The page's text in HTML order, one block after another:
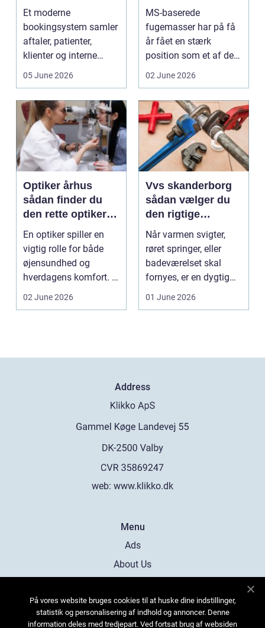
arbejdsgange
Et moderne
bookingsystem samler
aftaler, patienter,
klienter og interne
arbejdsgange ét sted. I
05 June 2026
bruger du dem
rigtigt
MS-baserede
fugemasser har på få
år fået en stærk
position som et af de
mest alsidige valg til
02 June 2026
Optiker århus
sådan finder du
den rette optiker i
byen
En optiker spiller en
vigtig rolle for både
øjensundhed og
hverdagens komfort. I
en by som Aarhus, h...
02 June 2026
Vvs skanderborg
sådan vælger du
den rigtige
installatør
Når varmen svigter,
røret springer, eller
badeværelset skal
fornyes, er en dygtig
VVS-installatør gu...
01 June 2026
Address
web: www.klikko.dk
Menu
Ads
About Us
Contact
Sitemap
På vores website bruges cookies til at huske dine indstillinger,
statistik og personalisering af indhold og annoncer. Denne
information deles med tredjepart. Ved fortsat brug af websiden